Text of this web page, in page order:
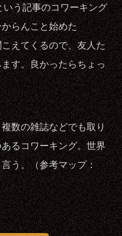
いう記事のコワーキング
らんこと始めた
えてくるので、友人た
す。良かったらちょっ
数の雑誌などでも取り
るコワーキング。世界
う。（参考マップ：